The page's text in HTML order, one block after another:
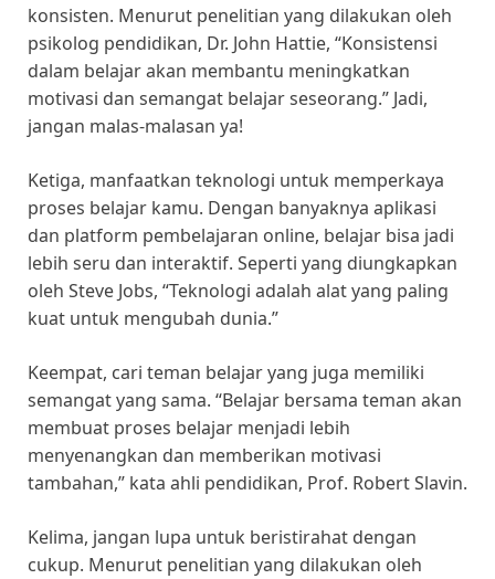
konsisten. Menurut penelitian yang dilakukan oleh
psikolog pendidikan, Dr. John Hattie, “Konsistensi
dalam belajar akan membantu meningkatkan
motivasi dan semangat belajar seseorang.” Jadi,
jangan malas-malasan ya!
Ketiga, manfaatkan teknologi untuk memperkaya
proses belajar kamu. Dengan banyaknya aplikasi
dan platform pembelajaran online, belajar bisa jadi
lebih seru dan interaktif. Seperti yang diungkapkan
oleh Steve Jobs, “Teknologi adalah alat yang paling
kuat untuk mengubah dunia.”
Keempat, cari teman belajar yang juga memiliki
semangat yang sama. “Belajar bersama teman akan
membuat proses belajar menjadi lebih
menyenangkan dan memberikan motivasi
tambahan,” kata ahli pendidikan, Prof. Robert Slavin.
Kelima, jangan lupa untuk beristirahat dengan
cukup. Menurut penelitian yang dilakukan oleh